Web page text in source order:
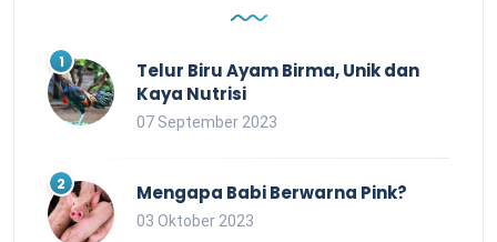
Telur Biru Ayam Birma, Unik dan
Kaya Nutrisi
07 September 2023
Mengapa Babi Berwarna Pink?
03 Oktober 2023